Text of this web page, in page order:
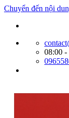
Chuyển đến nội
08:00 -